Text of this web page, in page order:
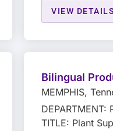
VIEW DETAILS
Bilingual
MEMPHIS,
DEPARTMENT:
TITLE: Plant